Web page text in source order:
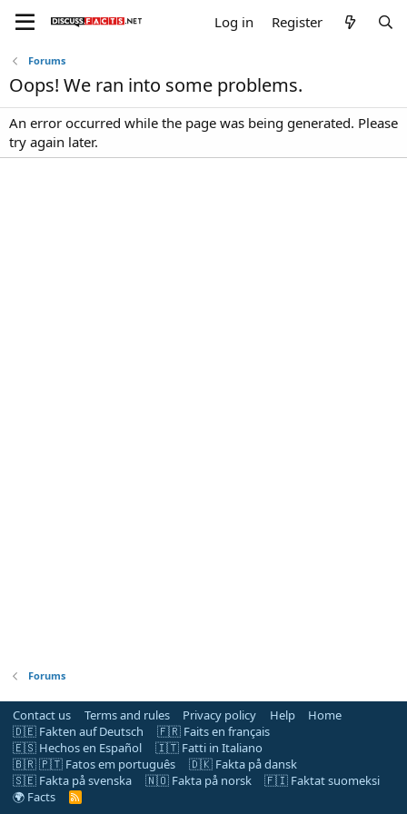
Log in Register
Forums
Oops! We ran into some problems.
An error occurred while the page was being generated. Please
try again later.
Forums
Contact us Terms and rules Privacy policy Help
Home
🇩🇪 Fakten auf Deutsch
🇫🇷 Faits en français
🇪🇸 Hechos en Español
🇮🇹 Fatti in Italiano
🇧🇷 🇵🇹 Fatos em português
🇩🇰 Fakta på dansk
🇸🇪 Fakta på svenska
🇳🇴 Fakta på norsk
🇫🇮 Faktat suomeksi
🌍 Facts
R